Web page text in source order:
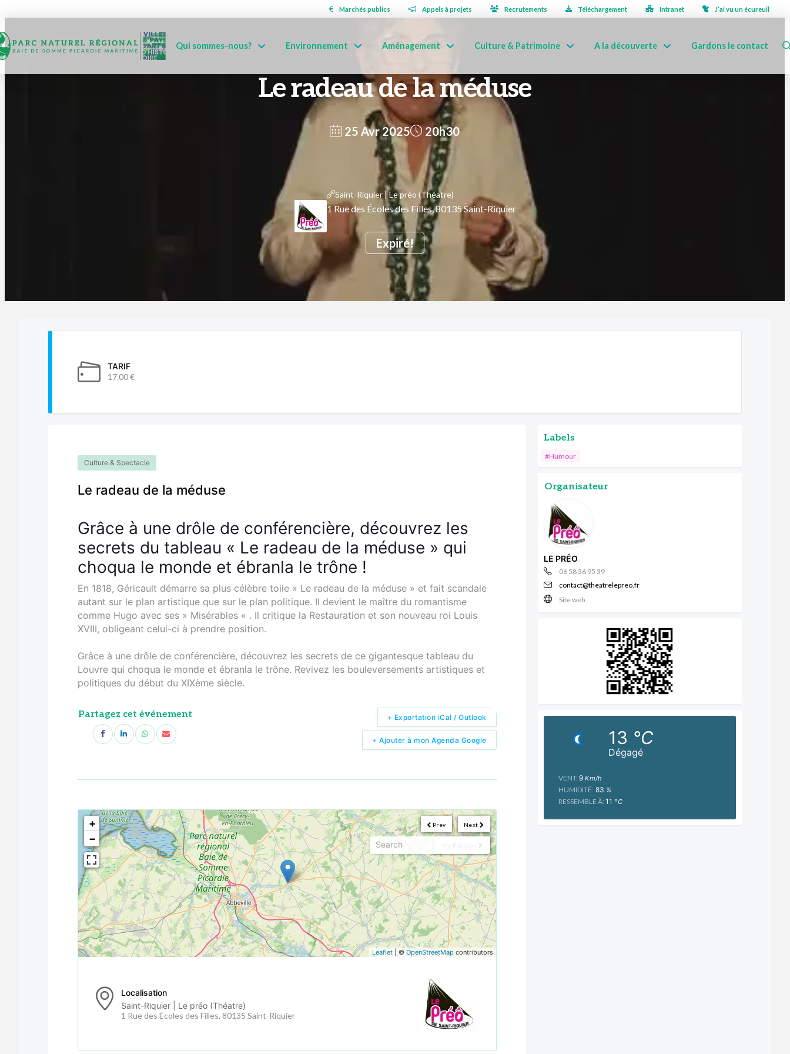
Marchés publics Appels à projets Recrutements Téléchargement Intranet J’ai vu un écureuil
Qui sommes-nous? Environnement Aménagement Culture & Patrimoine A la découverte Gardons le contact
Le radeau de la méduse
25 Avr 2025
Expiré!
20h30
Saint-Riquier | Le préo (Théatre)
1 Rue des Écoles des Filles, 80135 Saint-Riquier
TARIF
17.00 €
Culture & Spectacle
Le radeau de la méduse
Grâce à une drôle de conférencière, découvrez les
secrets du tableau « Le radeau de la méduse » qui
choqua le monde et ébranla le trône !
En 1818, Géricault démarre sa plus célèbre toile » Le radeau de la méduse » et fait scandale
autant sur le plan artistique que sur le plan politique. Il devient le maître du romantisme
comme Hugo avec ses » Misérables « . Il critique la Restauration et son nouveau roi Louis
XVIII, obligeant celui-ci à prendre position.
Grâce à une drôle de conférencière, découvrez les secrets de ce gigantesque tableau du
Louvre qui choqua le monde et ébranla le trône. Revivez les bouleversements artistiques et
politiques du début du XIXème siècle.
Partagez cet événement
+ Ajouter à mon Agenda Google
+ Exportation iCal / Outlook
Next
Prev
My Position
<!---->
+
−
Leaflet| © OpenStreetMapcontributors
Localisation
Saint-Riquier | Le préo (Théatre)
1 Rue des Écoles des Filles, 80135 Saint-Riquier
Labels
#Humour
Organisateur
LE PRÉO
06 58 36 95 39
contact@theatrelepreo.fr
Site web
Dégagé
13 °C
VENT: 9Km/h
HUMIDITÉ: 83 %
RESSEMBLE À: 11 °C